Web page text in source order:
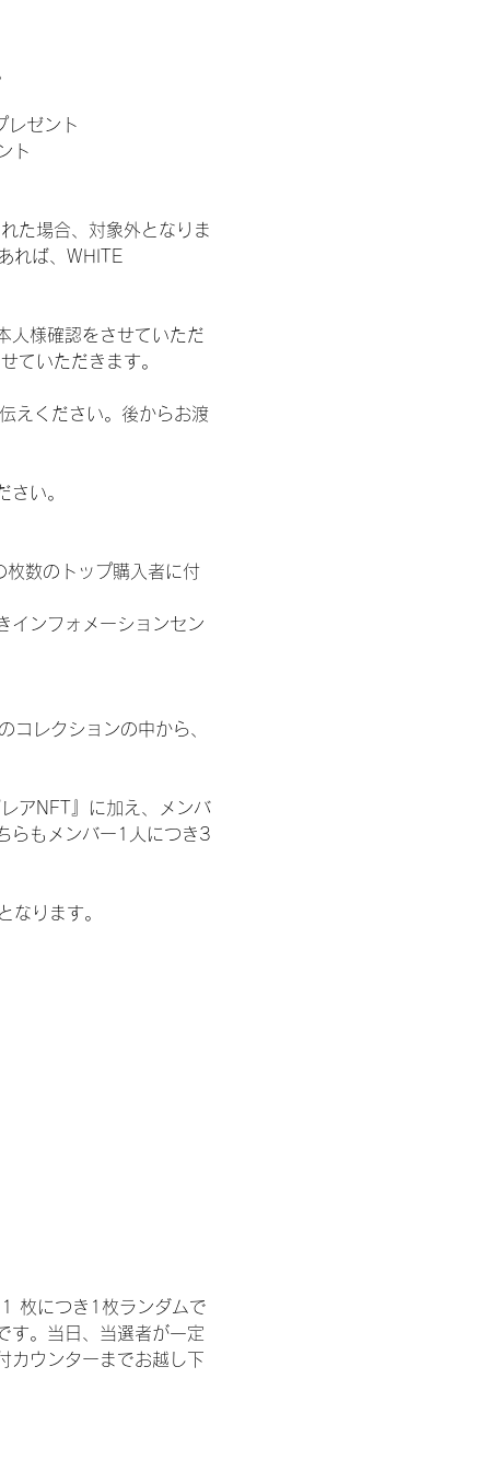
レゼント
ト
た場合、対象外となりま
れば、WHITE
人様確認をさせていただ
ていただきます。
えください。後からお渡
い。
数のトップ購入者に付
インフォメーションセン
レクションの中から、
アNFT』に加え、メンバ
らもメンバー1人につき3
なります。
枚につき1枚ランダムで
す。当日、当選者が一定
カウンターまでお越し下